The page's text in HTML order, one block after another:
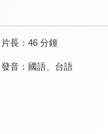
片長： 46 分鐘
發音： 國語、 台語